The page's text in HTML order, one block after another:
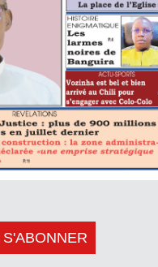
S'ABONNER